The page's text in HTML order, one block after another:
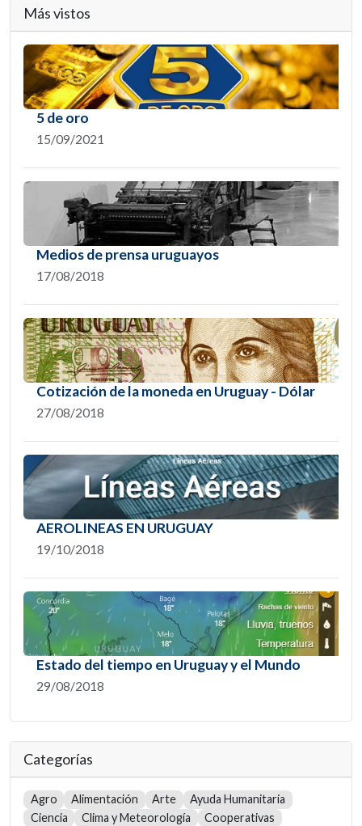
Más vistos
5 de oro
15/09/2021
Medios de prensa uruguayos
17/08/2018
Cotización de la moneda en Uruguay - Dólar
27/08/2018
AEROLINEAS EN URUGUAY
19/10/2018
Estado del tiempo en Uruguay y el Mundo
29/08/2018
Categorías
Agro Alimentación Arte
Ayuda Humanitaria
Ciencia
Clima y Meteorología
Cooperativas